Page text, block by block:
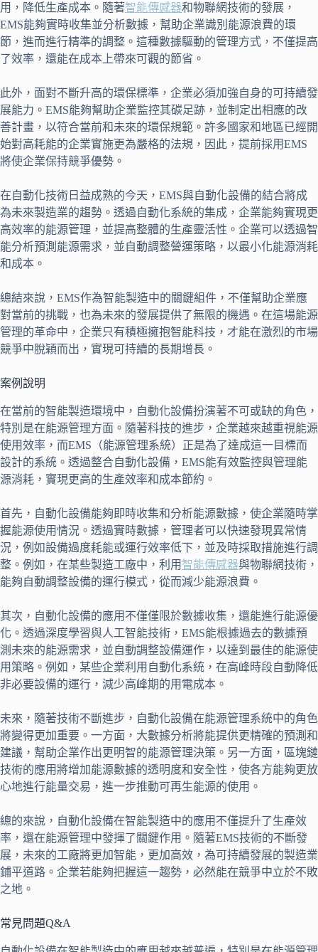
用，降低生產成本。隨著智能傳感器和物聯網技術的發展，
EMS能夠實時收集並分析數據，幫助企業識別能源浪費的環
節，進而進行精準的調整。這種數據驅動的管理方式，不僅提高
了效率，還能在成本上帶來可觀的節省。
此外，面對不斷升高的環保標準，企業必須加強自身的可持續發
展能力。EMS能夠幫助企業監控其碳足跡，並制定出相應的改
善計畫，以符合當前和未來的環保規範。許多國家和地區已經開
始對高耗能的企業實施更為嚴格的法規，因此，提前採用EMS
將使企業保持競爭優勢。
在自動化技術日益成熟的今天，EMS與自動化設備的結合將成
為未來製造業的趨勢。透過自動化系統的集成，企業能夠實現更
高效率的能源管理，並提高整體的生產靈活性。企業可以透過智
能分析預測能源需求，並自動調整營運策略，以最小化能源消耗
和成本。
總結來說，EMS作為智能製造中的關鍵組件，不僅幫助企業應
對當前的挑戰，也為未來的發展提供了無限的機遇。在這場能源
管理的革命中，企業只有積極擁抱智能科技，才能在激烈的市場
競爭中脫穎而出，實現可持續的長期增長。
案例說明
在當前的智能製造環境中，自動化設備扮演著不可或缺的角色，
特別是在能源管理方面。隨著科技的進步，企業越來越重視能源
使用效率，而EMS（能源管理系統）正是為了達成這一目標而
設計的系統。透過整合自動化設備，EMS能有效監控與管理能
源消耗，實現更高的生產效率和成本節約。
首先，自動化設備能夠即時收集和分析能源數據，使企業隨時掌
握能源使用情況。透過實時數據，管理者可以快速發現異常情
況，例如設備過度耗能或運行效率低下，並及時採取措施進行調
整。例如，在某些製造工廠中，利用 智能傳感器與物聯網技術，
能夠自動調整設備的運行模式，從而減少能源浪費。
其次，自動化設備的應用不僅僅限於數據收集，還能進行能源優
化。透過深度學習與人工智能技術，EMS能根據過去的數據預
測未來的能源需求，並自動調整設備運作，以達到最佳的能源使
用策略。例如，某些企業利用自動化系統，在高峰時段自動降低
非必要設備的運行，減少高峰期的用電成本。
未來，隨著技術不斷進步，自動化設備在能源管理系統中的角色
將變得更加重要。一方面，大數據分析將能提供更精確的預測和
建議，幫助企業作出更明智的能源管理決策。另一方面，區塊鏈
技術的應用將增加能源數據的透明度和安全性，使各方能夠更放
心地進行能量交易，進一步推動可再生能源的使用。
總的來說，自動化設備在智能製造中的應用不僅提升了生產效
率，還在能源管理中發揮了關鍵作用。隨著EMS技術的不斷發
展，未來的工廠將更加智能，更加高效，為可持續發展的製造業
鋪平道路。企業若能夠把握這一趨勢，必然能在競爭中立於不敗
之地。
常見問題Q&A